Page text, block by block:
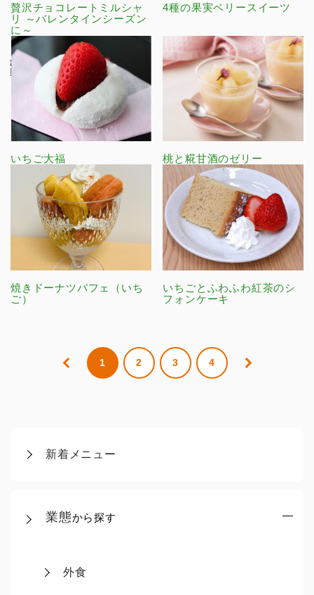
新着メニュー
業態から探す
外食
贅沢チョコレートミルシャ
リ ～バレンタインシーズン
に～
4種の果実ベリースイーツ
いちご大福 桃と糀甘酒のゼリー
焼きドーナツパフェ（いち
ご）
いちごとふわふわ紅茶のシ
フォンケーキ
1 2 3 4